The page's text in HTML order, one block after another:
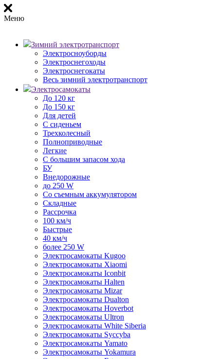
Меню
Зимний электротранспорт
Электросноуборды
Электроснегоходы
Электроснегокаты
Весь зимний электротранспорт
Электросамокаты
До 120 кг
До 150 кг
Для детей
С сиденьем
Трехколесный
Полноприводные
Легкие
С большим запасом хода
БУ
Внедорожные
до 250 W
Со съемным аккумулятором
Складные
Рассрочка
100 км/ч
Быстрые
40 км/ч
более 250 W
Электросамокаты Kugoo
Электросамокаты Xiaomi
Электросамокаты Iconbit
Электросамокаты Halten
Электросамокаты Mizar
Электросамокаты Dualton
Электросамокаты Hoverbot
Электросамокаты Ultron
Электросамокаты White Siberia
Электросамокаты Syccyba
Электросамокаты Yamato
Электросамокаты Yokamura